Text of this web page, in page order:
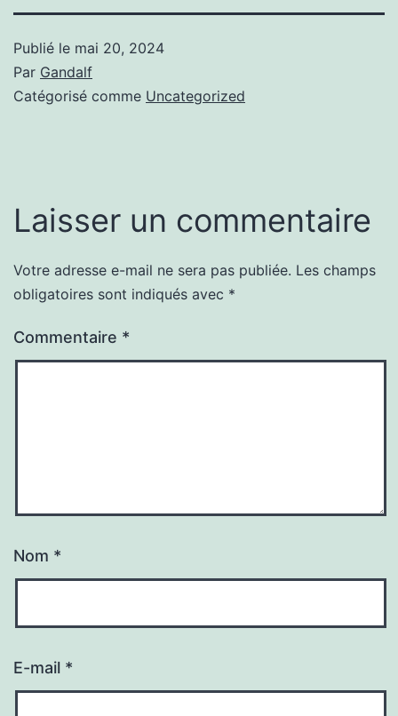
Publié le mai 20, 2024
Par Gandalf
Catégorisé comme Uncategorized
Laisser un commentaire
Votre adresse e-mail ne sera pas publiée. Les champs
obligatoires sont indiqués avec *
Commentaire *
Nom *
E-mail *